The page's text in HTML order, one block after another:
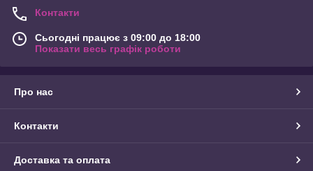
Контакти
Сьогодні працює з 09:00 до 18:00
Показати весь графік роботи
Про нас
Контакти
Доставка та оплата